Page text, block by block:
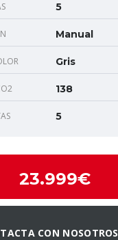
5
Manual
Gris
138
5
23.999€
CON NOSOTROS